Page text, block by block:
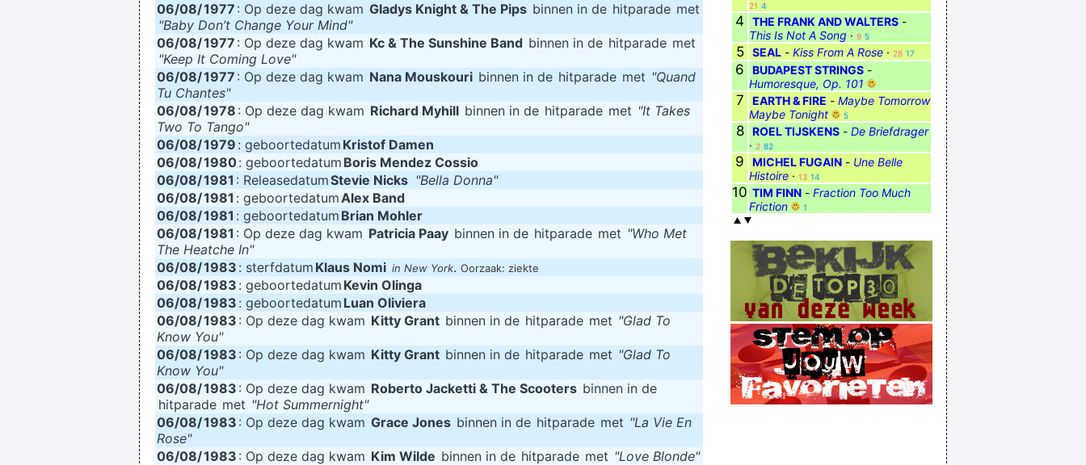
06/08/1977 : Op deze dag kwam Gladys Knight & The Pips binnen in de hitparade met
"Baby Don’t Change Your Mind"
06/08/1977 : Op deze dag kwam Kc & The Sunshine Band binnen in de hitparade met
"Keep It Coming Love"
06/08/1977 : Op deze dag kwam Nana Mouskouri binnen in de hitparade met "Quand
Tu Chantes"
06/08/1978 : Op deze dag kwam Richard Myhill binnen in de hitparade met "It Takes
Two To Tango"
06/08/1979 : geboortedatum Kristof Damen
06/08/1980: geboortedatum Boris Mendez Cossio
06/08/1981 : ReleasedatumStevie Nicks "Bella Donna"
06/08/1981 : geboortedatumAlex Band
06/08/1981 : geboortedatum Brian Mohler
06/08/1981 : Op deze dag kwam Patricia Paay binnen in de hitparade met "Who Met
The Heatche In"
06/08/1983 : sterfdatum Klaus Nomi in New York. Oorzaak: ziekte
06/08/1983 : geboortedatum Kevin Olinga
06/08/1983 : geboortedatum Luan Oliviera
06/08/1983 : Op deze dag kwam Kitty Grant binnen in de hitparade met "Glad To
Know You"
06/08/1983 : Op deze dag kwam Kitty Grant binnen in de hitparade met "Glad To
Know You"
06/08/1983 : Op deze dag kwam Roberto Jacketti & The Scooters binnen in de
hitparade met "Hot Summernight"
06/08/1983 : Op deze dag kwam Grace Jones binnen in de hitparade met "La Vie En
Rose"
06/08/1983 : Op deze dag kwam Kim Wilde binnen in de hitparade met "Love Blonde"
21 4
4 THE FRANK AND WALTERS -
This Is Not A Song · 9 5
5 SEAL - Kiss From A Rose · 28 17
6 BUDAPEST STRINGS -
Humoresque, Op. 101
7 EARTH & FIRE - Maybe Tomorrow
Maybe Tonight
5
8 ROEL TIJSKENS - De Briefdrager
· 2 82
9 MICHEL FUGAIN - Une Belle
Histoire · 13 14
10 TIM FINN - Fraction Too Much
Friction
1